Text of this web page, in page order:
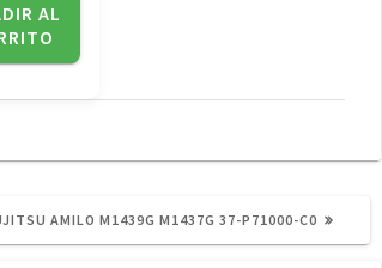
AL
AMILO M1439G M1437G 37-P71000-C0